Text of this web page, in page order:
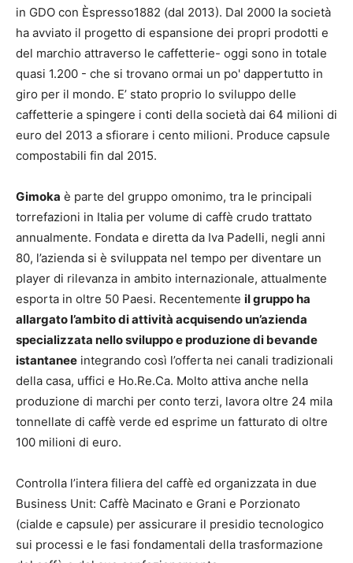
in GDO con Èspresso1882 (dal 2013). Dal 2000 la società
ha avviato il progetto di espansione dei propri prodotti e
del marchio attraverso le caffetterie- oggi sono in totale
quasi 1.200 - che si trovano ormai un po' dappertutto in
giro per il mondo. E’ stato proprio lo sviluppo delle
caffetterie a spingere i conti della società dai 64 milioni di
euro del 2013 a sfiorare i cento milioni. Produce capsule
compostabili fin dal 2015.
Gimoka è parte del gruppo omonimo, tra le principali
torrefazioni in Italia per volume di caffè crudo trattato
annualmente. Fondata e diretta da Iva Padelli, negli anni
80, l’azienda si è sviluppata nel tempo per diventare un
player di rilevanza in ambito internazionale, attualmente
esporta in oltre 50 Paesi. Recentemente il gruppo ha
allargato l’ambito di attività acquisendo un’azienda
specializzata nello sviluppo e produzione di bevande
istantanee integrando così l’offerta nei canali tradizionali
della casa, uffici e Ho.Re.Ca. Molto attiva anche nella
produzione di marchi per conto terzi, lavora oltre 24 mila
tonnellate di caffè verde ed esprime un fatturato di oltre
100 milioni di euro.
Controlla l’intera filiera del caffè ed organizzata in due
Business Unit: Caffè Macinato e Grani e Porzionato
(cialde e capsule) per assicurare il presidio tecnologico
sui processi e le fasi fondamentali della trasformazione